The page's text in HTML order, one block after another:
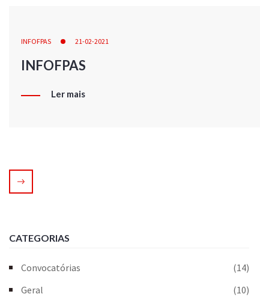
INFOFPAS 21-02-2021
INFOFPAS
Ler mais
CATEGORIAS
Convocatórias
(14)
Geral
(10)